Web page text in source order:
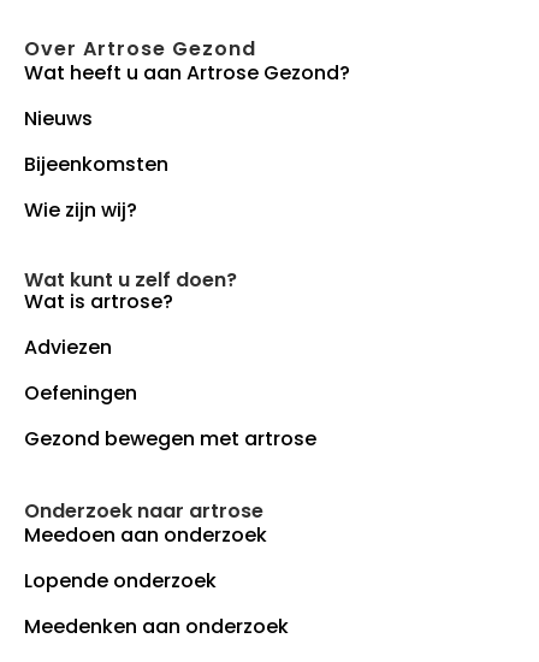
Over Artrose Gezond
Wat heeft u aan Artrose Gezond?
Nieuws
Bijeenkomsten
Wie zijn wij?
Wat kunt u zelf doen?
Wat is artrose?
Adviezen
Oefeningen
Gezond bewegen met artrose
Onderzoek naar artrose
Meedoen aan onderzoek
Lopende onderzoek
Meedenken aan onderzoek